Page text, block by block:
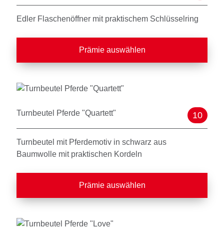
Edler Flaschenöffner mit praktischem Schlüsselring
Prämie auswählen
Turnbeutel Pferde "Quartett" 10
Turnbeutel mit Pferdemotiv in schwarz aus
Baumwolle mit praktischen Kordeln
Prämie auswählen